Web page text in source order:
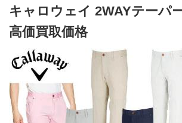
キャロウェイ 2WAYテーパ
高価買取価格